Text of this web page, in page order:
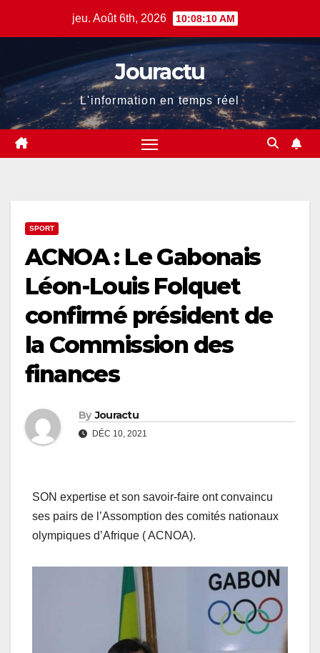
jeu. Août 6th, 2026 10:08:11 AM
Jouractu
L'information en temps réel
SPORT
ACNOA : Le Gabonais
Léon-Louis Folquet
confirmé président de
la Commission des
finances
By Jouractu
DÉC 10, 2021
SON expertise et son savoir-faire ont convaincu
ses pairs de l’Assomption des comités nationaux
olympiques d’Afrique ( ACNOA).